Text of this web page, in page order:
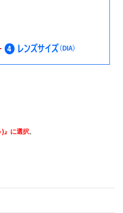
)』に選択。